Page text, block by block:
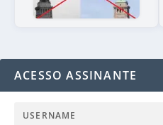
ACESSO ASSINANTE